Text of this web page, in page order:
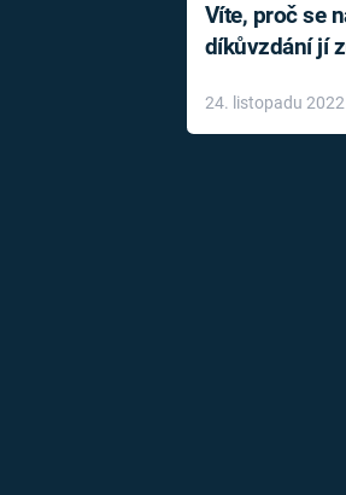
Víte, proč se
díkůvzdání jí
24. listopadu